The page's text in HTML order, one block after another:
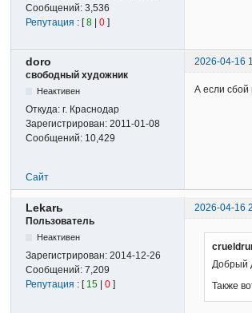
Сообщений:3,536
Репутация : [8 |0 ]
doro
2026-04-16
свободный художник
Неактивен
Откуда:г. Краснодар
Зарегистрирован:2011-01-08
Сообщений: 10,429
А если сбой
Сайт
Lekarь
2026-04-16
Пользователь
Неактивен
Зарегистрирован:2014-12-26
Сообщений:7,209
Репутация : [ 15 |0 ]
Добрый
Также